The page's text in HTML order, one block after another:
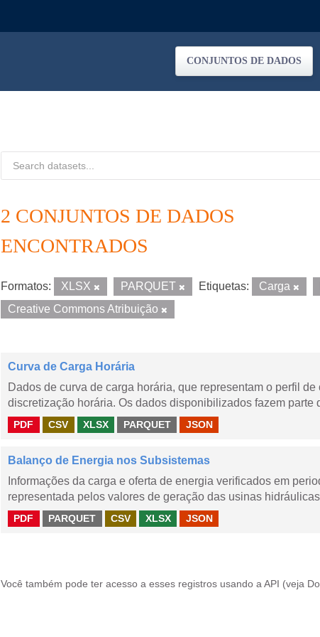
CONJUNTOS DE DADOS
2 CONJUNTOS DE DADOS
ENCONTRADOS
Formatos: XLSX PARQUET Etiquetas: Carga
Creative Commons Atribuição
Curva de Carga Horária
Dados de curva de carga horária, que representam o perfil
discretização horária. Os dados disponibilizados fazem parte
PDF CSV XLSX PARQUET JSON
Balanço de Energia nos Subsistemas
Informações da carga e oferta de energia verificados em
representada pelos valores de geração das usinas
PDF PARQUET CSV XLSX JSON
Você também pode ter acesso a esses registros usando a API (veja